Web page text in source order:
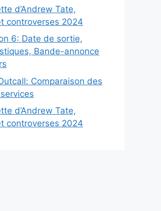
d’Andrew Tate,
controverses 2024
6: Date de sortie,
Bande-annonce
Comparaison des
d’Andrew Tate,
controverses 2024